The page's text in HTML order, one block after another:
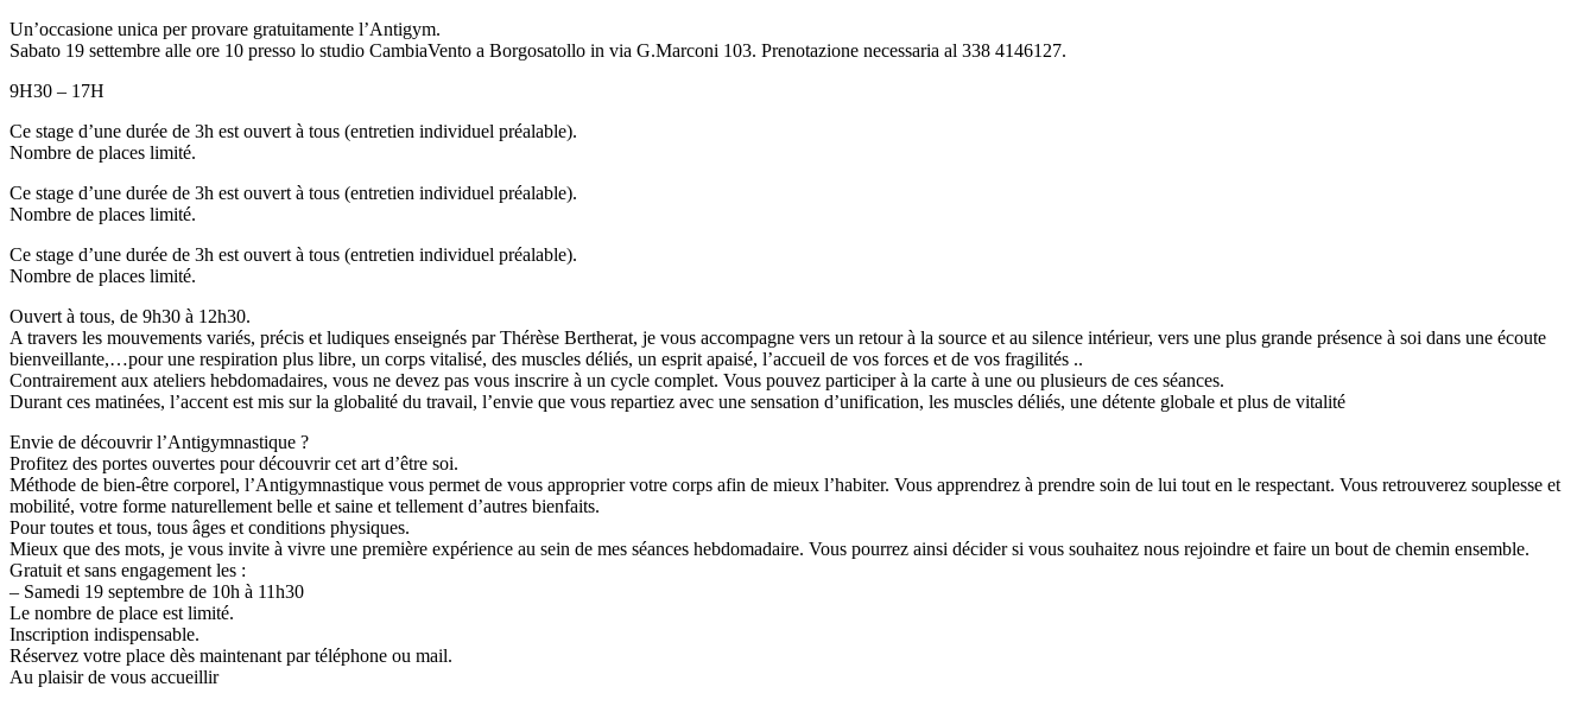
Un’occasione unica per provare gratuitamente l’Antigym.
Sabato 19 settembre alle ore 10 presso lo studio CambiaVento a Borgosatollo in via G.Marconi 103. Prenotazione necessaria al 338 4146127.
9H30 – 17H
Ce stage d’une durée de 3h est ouvert à tous (entretien individuel préalable).
Nombre de places limité.
Ce stage d’une durée de 3h est ouvert à tous (entretien individuel préalable).
Nombre de places limité.
Ce stage d’une durée de 3h est ouvert à tous (entretien individuel préalable).
Nombre de places limité.
Ouvert à tous, de 9h30 à 12h30.
A travers les mouvements variés, précis et ludiques enseignés par Thérèse Bertherat, je vous accompagne vers un retour à la source et au silence intérieur, vers une plus grande présence à soi dans une écoute
bienveillante,…pour une respiration plus libre, un corps vitalisé, des muscles déliés, un esprit apaisé, l’accueil de vos forces et de vos fragilités ..
Contrairement aux ateliers hebdomadaires, vous ne devez pas vous inscrire à un cycle complet. Vous pouvez participer à la carte à une ou plusieurs de ces séances.
Durant ces matinées, l’accent est mis sur la globalité du travail, l’envie que vous repartiez avec une sensation d’unification, les muscles déliés, une détente globale et plus de vitalité
Envie de découvrir l’Antigymnastique ?
Profitez des portes ouvertes pour découvrir cet art d’être soi.
Méthode de bien-être corporel, l’Antigymnastique vous permet de vous approprier votre corps afin de mieux l’habiter. Vous apprendrez à prendre soin de lui tout en le respectant. Vous retrouverez souplesse et
mobilité, votre forme naturellement belle et saine et tellement d’autres bienfaits.
Pour toutes et tous, tous âges et conditions physiques.
Mieux que des mots, je vous invite à vivre une première expérience au sein de mes séances hebdomadaire. Vous pourrez ainsi décider si vous souhaitez nous rejoindre et faire un bout de chemin ensemble.
Gratuit et sans engagement les :
– Samedi 19 septembre de 10h à 11h30
Le nombre de place est limité.
Inscription indispensable.
Réservez votre place dès maintenant par téléphone ou mail.
Au plaisir de vous accueillir